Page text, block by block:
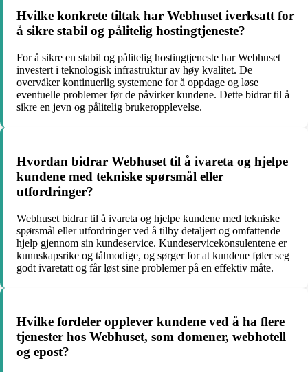
Hvilke konkrete tiltak har Webhuset iverksatt for
å sikre stabil og pålitelig hostingtjeneste?
For å sikre en stabil og pålitelig hostingtjeneste har Webhuset
investert i teknologisk infrastruktur av høy kvalitet. De
overvåker kontinuerlig systemene for å oppdage og løse
eventuelle problemer før de påvirker kundene. Dette bidrar til å
sikre en jevn og pålitelig brukeropplevelse.
Hvordan bidrar Webhuset til å ivareta og hjelpe
kundene med tekniske spørsmål eller
utfordringer?
Webhuset bidrar til å ivareta og hjelpe kundene med tekniske
spørsmål eller utfordringer ved å tilby detaljert og omfattende
hjelp gjennom sin kundeservice. Kundeservicekonsulentene er
kunnskapsrike og tålmodige, og sørger for at kundene føler seg
godt ivaretatt og får løst sine problemer på en effektiv måte.
Hvilke fordeler opplever kundene ved å ha flere
tjenester hos Webhuset, som domener, webhotell
og epost?